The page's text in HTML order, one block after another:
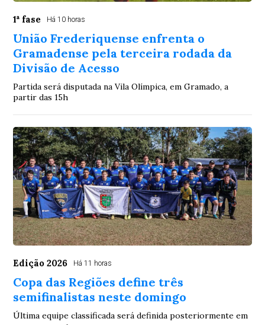
1ª fase Há 10 horas
União Frederiquense enfrenta o
Gramadense pela terceira rodada da
Divisão de Acesso
Partida será disputada na Vila Olímpica, em Gramado, a
partir das 15h
Edição 2026 Há 11 horas
Copa das Regiões define três
semifinalistas neste domingo
Última equipe classificada será definida posteriormente em